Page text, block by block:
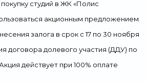
Свернуть
студий в ЖК «Полис
акционным предложением
залога в срок с 17 по 30 ноября
договора долевого участия (ДДУ) по
действует при 100% оплате